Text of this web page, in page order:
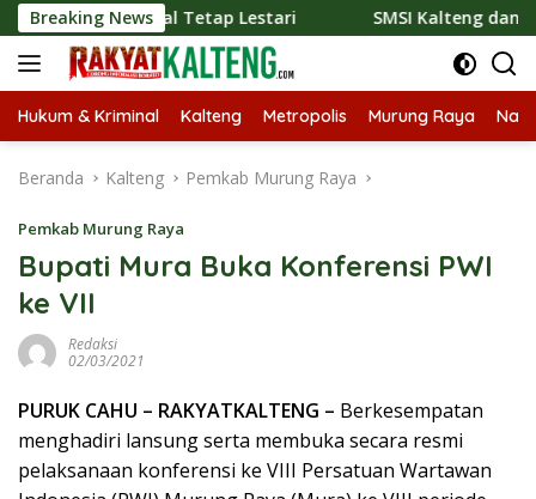
Langsung
ke
konten
Breaking News
Tetap Lestari SMSI Kalteng dan Bidan Sean
Hukum & Kriminal Kalteng Metropolis Murung Raya
Beranda Kalteng Pemkab Murung Raya
Pemkab Murung Raya
Bupati Mura Buka Konferensi PWI
ke VII
Redaksi
02/03/2021
PURUK CAHU – RAKYATKALTENG – Berkesempatan
menghadiri lansung serta membuka secara resmi
pelaksanaan konferensi ke VIII Persatuan Wartawan